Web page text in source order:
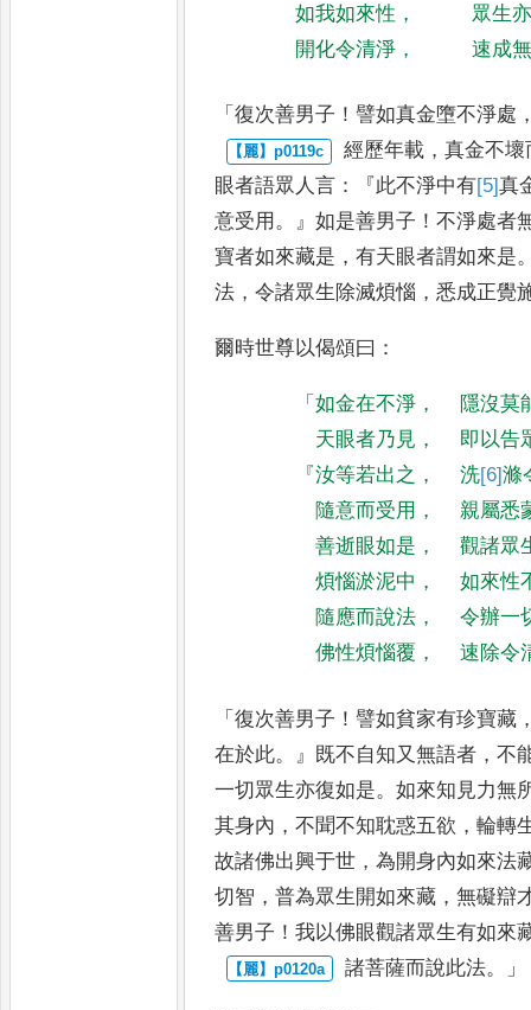
如我如來性 ，
眾生
開化令清淨 ， 速成
「復次善男子 ！譬如真金墮不淨處
經歷年載 ，真金不壞
眼者語眾人言 ：『 此不淨中有[5]真
意受用 。』如是善男子 ！不淨處者
寶者如來藏是 ，有天眼者謂如來是
法 ，令諸眾生除滅煩惱 ，悉成正覺
爾時世尊以偈頌曰 ：
「如金在不淨 ，
隱沒莫
天眼者乃見 ，
即以告
『汝等若出之 ， 洗[6]滌
隨意而受用 ，
親屬悉
善逝眼如是 ，
觀諸眾
煩惱淤泥中 ，
如來性
隨應而說法 ，
令辦一
佛性煩惱覆 ， 速除令
「復次善男子 ！譬如貧家有珍寶藏
在於此。』 既不自知又無語者 ，不
一切眾生亦復如是。如來知見力無
其身內 ，不聞不知耽惑五欲 ，輪轉
故諸佛出興于世 ，為開身內如來法
切智 ，普為眾生開如來藏 ，無礙辯
善男子 ！我以佛眼觀諸眾生有如來
諸菩薩而說此法。」